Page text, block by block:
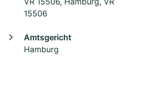
15506
Amtsgericht
Hamburg